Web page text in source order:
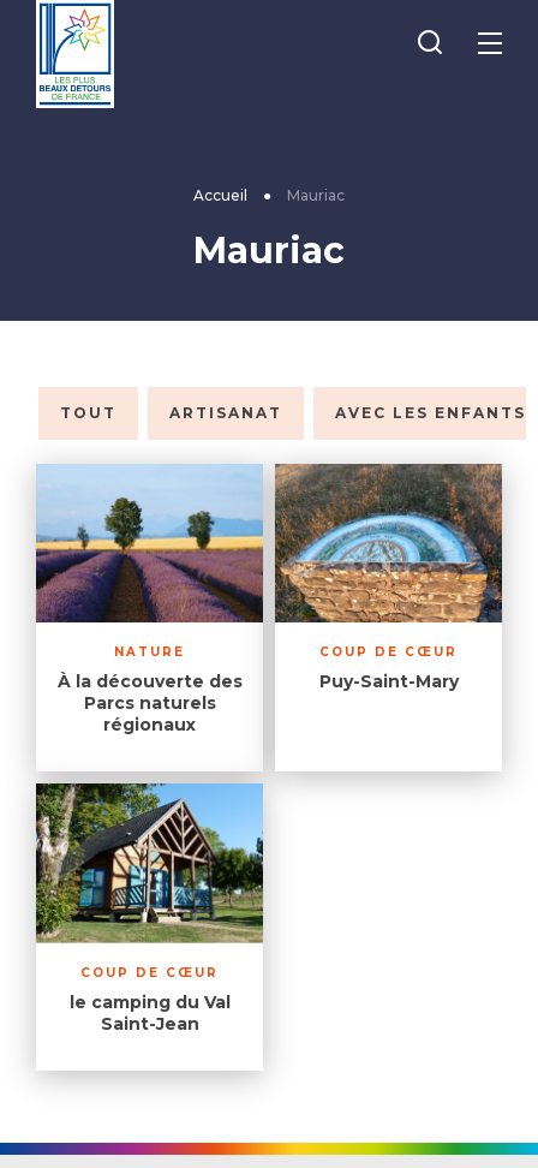
Je
Menu
Accueil ● Mauriac
Mauriac
TOUT ARTISANAT AVEC LES ENFANTS
NATURE
À la découverte des
Parcs naturels
régionaux
COUP DE CŒUR
Puy-Saint-Mary
COUP DE CŒUR
le camping du Val
Saint-Jean